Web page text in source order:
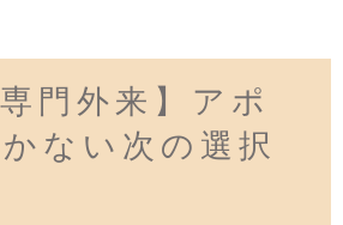
専門外来】アポ
ない次の選択